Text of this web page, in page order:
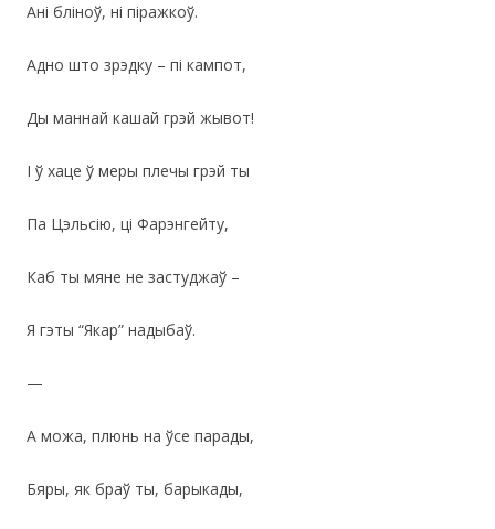
Анi блiноў, нi пiражкоў.
Адно што зрэдку – пi кампот,
Ды маннай кашай грэй жывот!
I ў хаце ў меры плечы грэй ты
Па Цэльсiю, цi Фарэнгейту,
Каб ты мяне не застуджаў –
Я гэты “Якар” надыбаў.
—
А можа, плюнь на ўсе парады,
Бяры, як браў ты, барыкады,